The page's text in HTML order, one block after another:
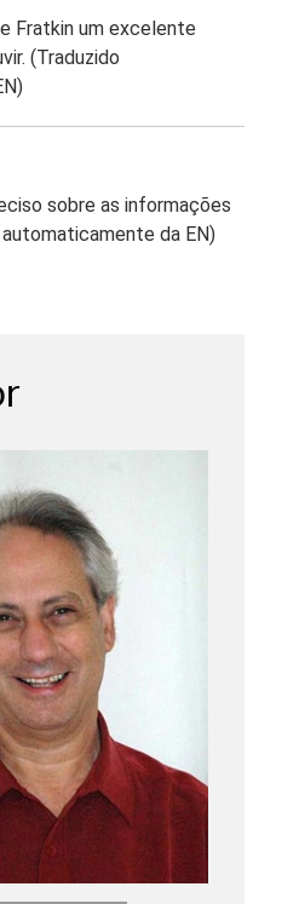
Fratkin um excelente
(Traduzido
sobre as informações
da EN)